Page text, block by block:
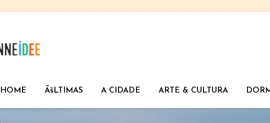
HOME ÃšLTIMAS A CIDADE ARTE & CULTURA